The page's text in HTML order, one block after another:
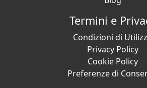
Termini e
Condizioni di
Privacy Policy
Cookie Policy
Preferenze di